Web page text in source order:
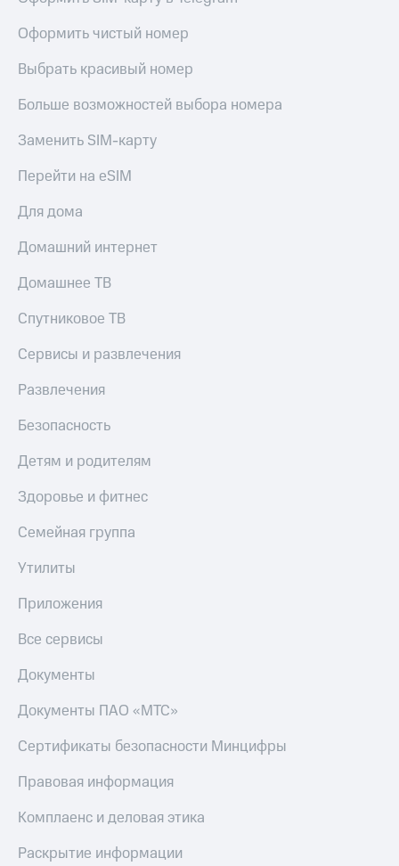
Оформить чистый номер
Выбрать красивый номер
Больше возможностей выбора номера
Заменить SIM-карту
Перейти на eSIM
Для дома
Домашний интернет
Домашнее ТВ
Спутниковое ТВ
Сервисы и развлечения
Развлечения
Безопасность
Детям и родителям
Здоровье и фитнес
Семейная группа
Утилиты
Приложения
Все сервисы
Документы
Документы ПАО «МТС»
Сертификаты безопасности Минцифры
Правовая информация
Комплаенс и деловая этика
Раскрытие информации